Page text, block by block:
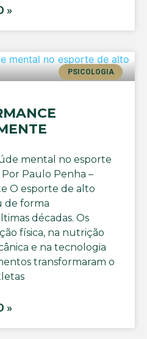
»
PSICOLOGIA
mental no esporte
Paulo Penha –
O esporte de alto
de forma
décadas. Os
física, na nutrição
e na tecnologia
transformaram o
»